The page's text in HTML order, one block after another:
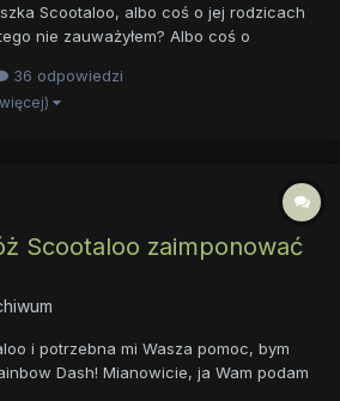
Scootaloo, albo coś o jej rodzicach
nie zauważyłem? Albo coś o
tagi ~Fragin
36 odpowiedzi
Scootaloo zaimponować
i potrzebna mi Wasza pomoc, bym
Dash! Mianowicie, ja Wam podam